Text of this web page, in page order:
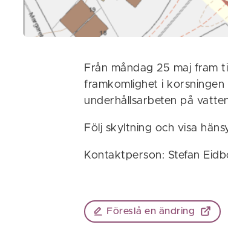
Från måndag 25 maj fram
framkomlighet i
underhållsarbeten på
Följ skyltning och visa
Kontaktperson: Stefan
Föreslå en ändring